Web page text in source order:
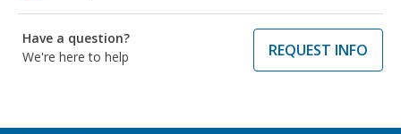
Have a question?
We're here to help
REQUEST INFO